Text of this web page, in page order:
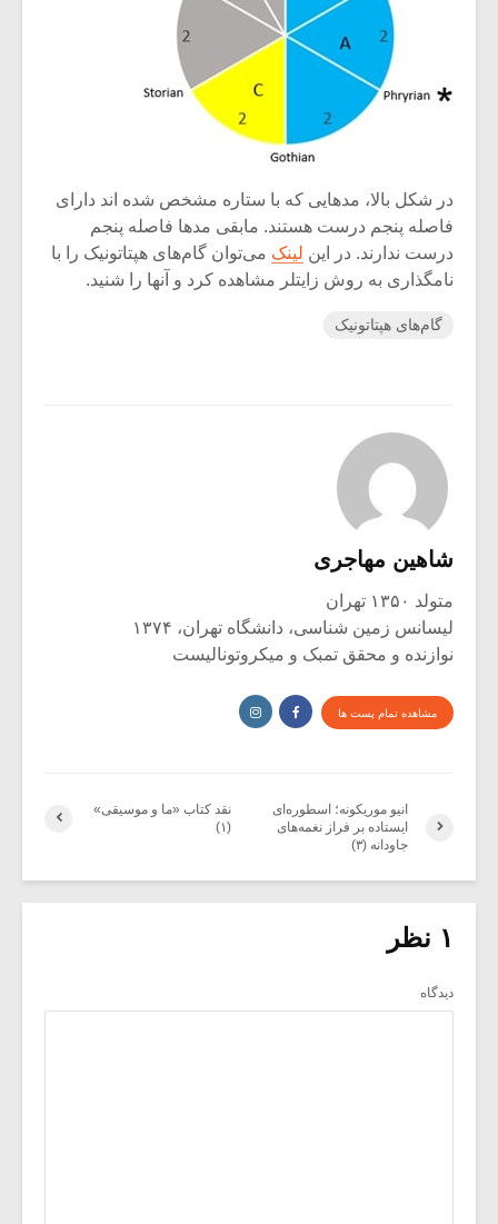
در شکل بالا، مدهایی که با ستاره مشخص شده اند دارای
فاصله پنجم درست هستند. مابقی مدها فاصله پنجم
درست ندارند. در این لینک می‌توان گام‌های هپتاتونیک را با
نامگذاری به روش زایتلر مشاهده کرد و آنها را شنید.
گام‌های هپتاتونیک
شاهین مهاجری
متولد ۱۳۵۰ تهران
لیسانس زمین شناسی، دانشگاه تهران، ۱۳۷۴
نوازنده و محقق تمبک و میکروتونالیست
مشاهده تمام پست ها
نقد کتاب «ما و موسیقی»
(۱)
انیو موریکونه؛ اسطوره‌ای
ایستاده بر فراز نغمه‌های
جاودانه (۳)
۱ نظر
دیدگاه